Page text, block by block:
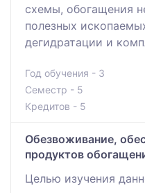
схемы, обогащения
полезных
дегидратации и
Год обучения - 3
Семестр - 5
Кредитов - 5
Обезвоживание,
продуктов
Целью изучения